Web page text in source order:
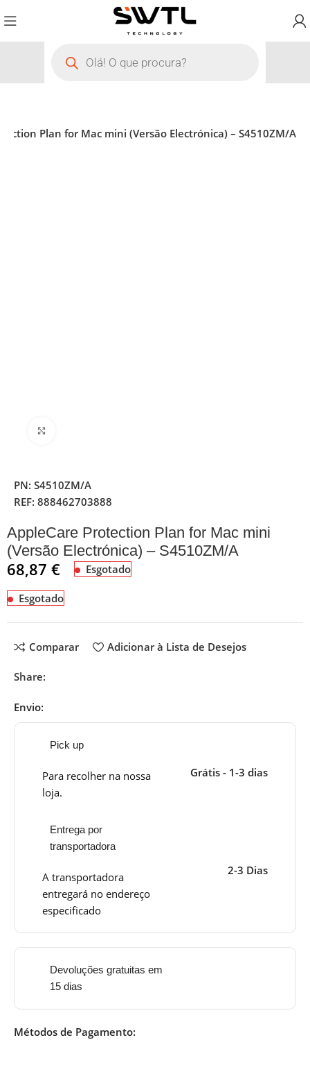
Plan for Mac mini (Versão Electrónica) – S4510ZM/A
PN:S4510ZM/A
REF:888462703888
AppleCare Protection Plan for Mac mini
(Versão Electrónica) – S4510ZM/A
68,87€ Esgotado
Esgotado
Comparar Adicionar à Lista de Desejos
Share:
Envio:
Pick up
Para recolher na nossa
loja.
Grátis - 1-3 dias
Entrega por
transportadora
A transportadora
entregará no endereço
especificado
2-3 Dias
Devoluções gratuitas em
15 dias
Métodos de Pagamento: